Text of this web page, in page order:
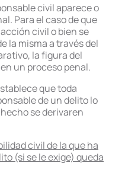
civil aparece o
Para el caso de que
civil o bien se
la misma a través del
la figura del
un proceso penal.
que toda
de un delito lo
se derivaren
civil de la que ha
(si se le exige) queda